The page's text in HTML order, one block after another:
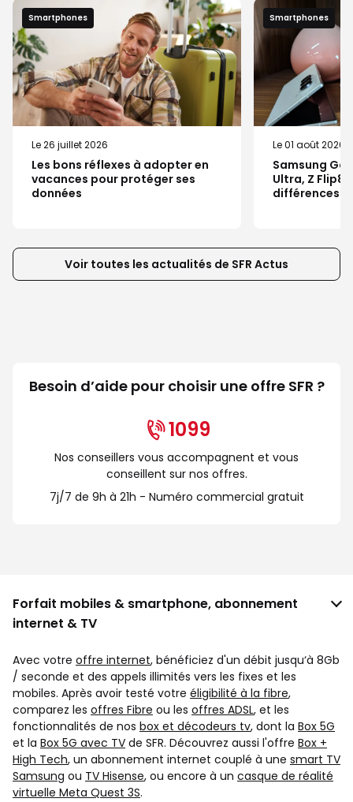
Smartphones
Le 26 juillet 2026
Les bons réflexes à adopter en
vacances pour protéger ses
données
Smartphones
Le 01 août 2026
Samsung
Ultra, Z Flip8
différences ?
Voir toutes les actualités de SFR Actus
Besoin d’aide pour choisir une offre SFR ?
1099
Nos conseillers vous accompagnent et vous
conseillent sur nos offres.
7j/7 de 9h à 21h - Numéro commercial gratuit
Forfait mobiles & smartphone, abonnement
internet & TV
Avec votre offre internet, bénéficiez d'un débit jusqu‘à 8Gb
/ seconde et des appels illimités vers les fixes et les
mobiles. Après avoir testé votre éligibilité à la fibre,
comparez les offres Fibre ou les offres ADSL, et les
fonctionnalités de nos box et décodeurs tv, dont la Box 5G
et la Box 5G avec TV de SFR. Découvrez aussi l'offre Box +
High Tech, un abonnement internet couplé à une smart TV
Samsung ou TV Hisense, ou encore à un casque de réalité
virtuelle Meta Quest 3S.